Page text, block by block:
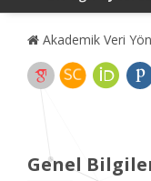
Akademik Veri
Genel